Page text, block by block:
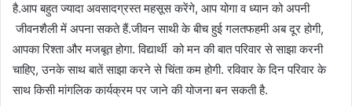
है.आप बहुत ज्यादा अवसादग्रस्त महसूस करेंगे, आप योगा व ध्यान को अपनी
जीवनशैली में अपना सकते हैं.जीवन साथी के बीच हुई गलतफहमी अब दूर होगी,
आपका रिश्ता और मजबूत होगा. विद्यार्थी को मन की बात परिवार से साझा करनी
चाहिए, उनके साथ बातें साझा करने से चिंता कम होगी. रविवार के दिन परिवार के
साथ किसी मांगलिक कार्यक्रम पर जाने की योजना बन सकती है.